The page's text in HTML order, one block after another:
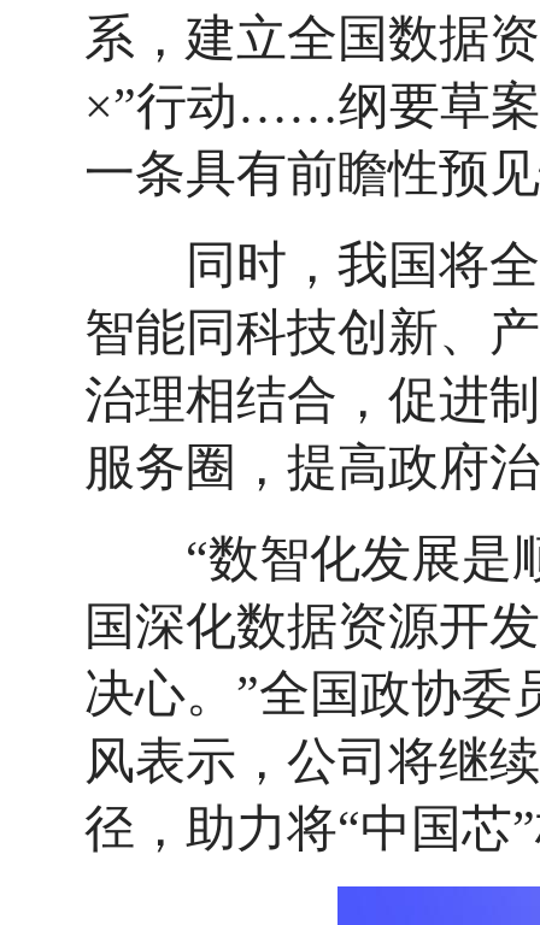
系，建立全国数据
×”行动……纲要草案
一条具有前瞻性预
同时，我国将全
智能同科技创新、
治理相结合，促进
服务圈，提高政府
“数智化发展是顺
国深化数据资源开
决心。”全国政协委
风表示，公司将继
径，助力将“中国芯